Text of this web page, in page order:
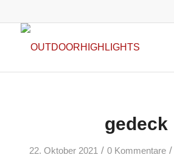
gedeck
22. Oktober 2021 / 0 Kommentare /